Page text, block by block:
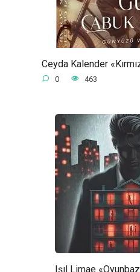
Ceyda Kalender
0 463
Işıl Limae